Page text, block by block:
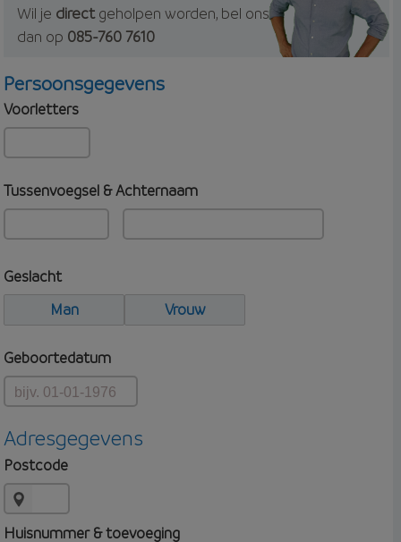
Wil je directgeholpen worden, bel ons
dan op 085-760 7610
Persoonsgegevens
Voorletters
Tussenvoegsel & Achternaam
Geslacht
Man
Vrouw
Geboortedatum
Adresgegevens
Postcode
Huisnummer & toevoeging